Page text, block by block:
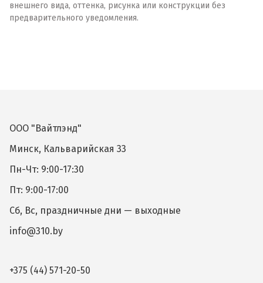
внешнего вида, оттенка, рисунка или конструкции без
предварительного уведомления.
ООО "Вайтлэнд"
Минск, Кальварийская 33
Пн-Чт: 9:00-17:30
Пт: 9:00-17:00
Сб, Вс, праздничные дни — выходные
info@310.by
+375 (44) 571-20-50